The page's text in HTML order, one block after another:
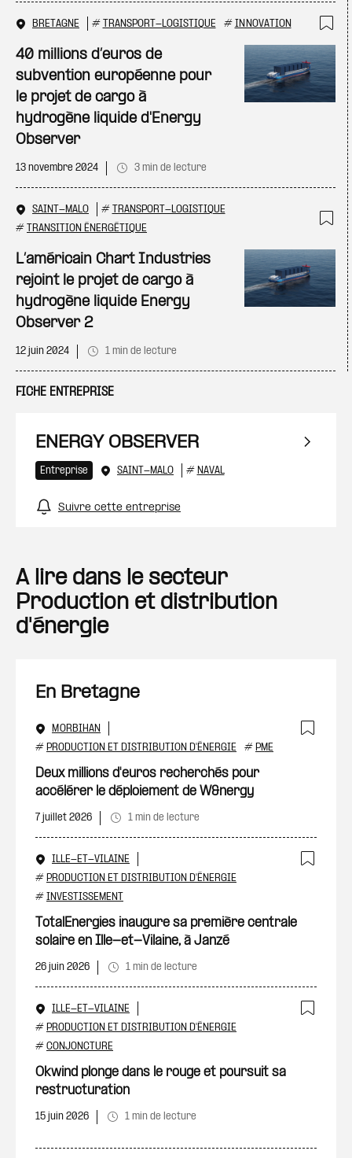
BRETAGNE # TRANSPORT-LOGISTIQUE # INNOVATION
40 millions d’euros de
subvention européenne pour
le projet de cargo à
hydrogène liquide d'Energy
Observer
13 novembre 2024 3 min de lecture
SAINT-MALO # TRANSPORT-LOGISTIQUE
# TRANSITION ÉNERGÉTIQUE
L’américain Chart Industries
rejoint le projet de cargo à
hydrogène liquide Energy
Observer 2
12 juin 2024 1 min de lecture
FICHE ENTREPRISE
ENERGY OBSERVER
Entreprise SAINT-MALO # NAVAL
Suivre cette entreprise
A lire dans le secteur
Production et distribution
d'énergie
En Bretagne
MORBIHAN
# PRODUCTION ET DISTRIBUTION D'ÉNERGIE # PME
Deux millions d'euros recherchés pour
accélérer le déploiement de W&nergy
7 juillet 2026 1 min de lecture
ILLE-ET-VILAINE
# PRODUCTION ET DISTRIBUTION D'ÉNERGIE
# INVESTISSEMENT
TotalEnergies inaugure sa première centrale
solaire en Ille-et-Vilaine, à Janzé
26 juin 2026 1 min de lecture
ILLE-ET-VILAINE
# PRODUCTION ET DISTRIBUTION D'ÉNERGIE
# CONJONCTURE
Okwind plonge dans le rouge et poursuit sa
restructuration
15 juin 2026 1 min de lecture